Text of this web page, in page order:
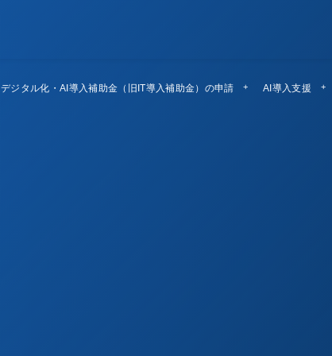
デジタル化・AI導入補助金（旧IT導入補助金）の申請 AI導入支援